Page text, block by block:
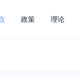
政策 理论